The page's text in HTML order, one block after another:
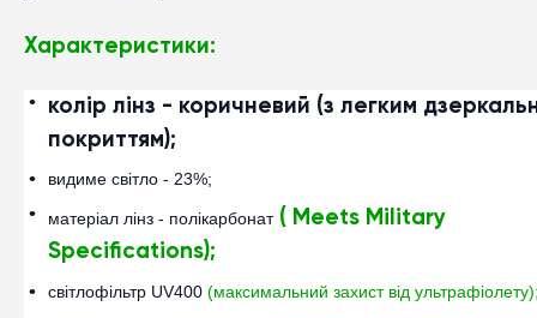
Характеристики:
колір лінз - коричневий (з легким
покриттям);
видиме світло - 23%;
матеріал лінз - полікарбонат( Meets Military
Specifications);
світлофільтр UV400 (максимальний захист від